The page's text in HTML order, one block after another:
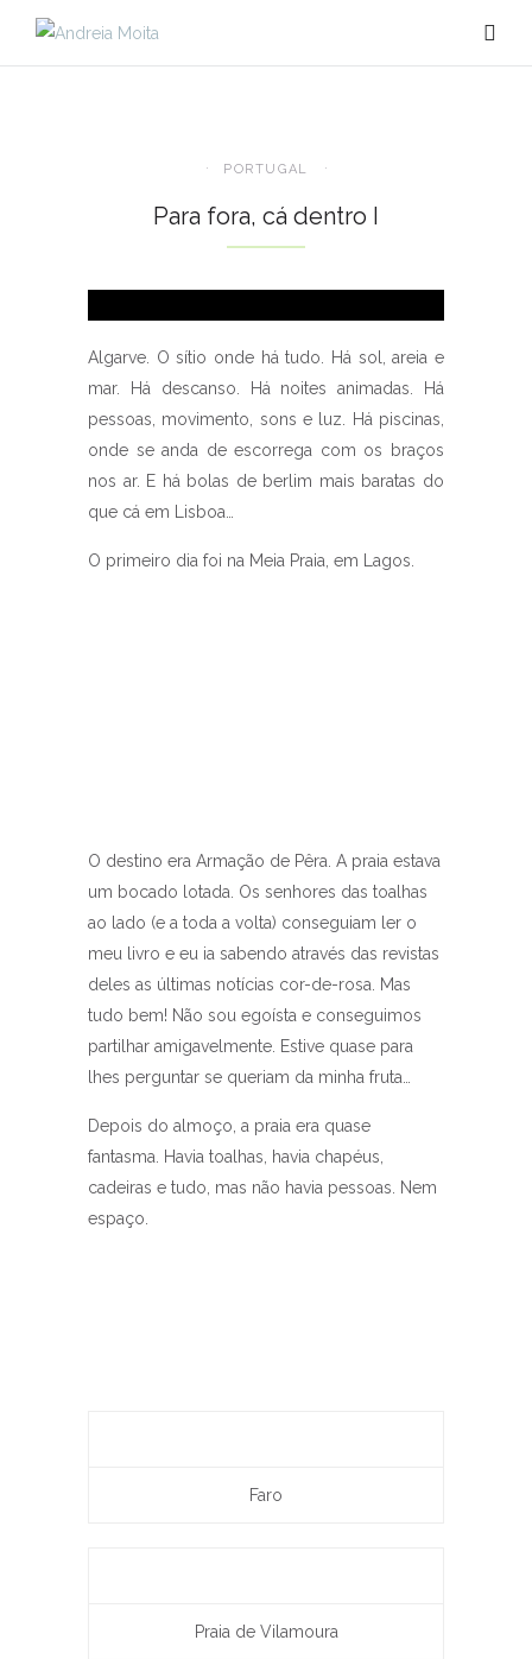
PORTUGAL
Para fora, cá dentro I
Algarve. O sítio onde há tudo. Há sol, areia e
mar. Há descanso. Há noites animadas. Há
pessoas, movimento, sons e luz. Há piscinas,
onde se anda de escorrega com os braços
nos ar. E há bolas de berlim mais baratas do
que cá em Lisboa…
O primeiro dia foi na Meia Praia, em Lagos.
O destino era Armação de Pêra. A praia estava
um bocado lotada. Os senhores das toalhas
ao lado (e a toda a volta) conseguiam ler o
meu livro e eu ia sabendo através das revistas
deles as últimas notícias cor-de-rosa. Mas
tudo bem! Não sou egoísta e conseguimos
partilhar amigavelmente. Estive quase para
lhes perguntar se queriam da minha fruta…
Depois do almoço, a praia era quase
fantasma. Havia toalhas, havia chapéus,
cadeiras e tudo, mas não havia pessoas. Nem
espaço.
Faro
Praia de Vilamoura